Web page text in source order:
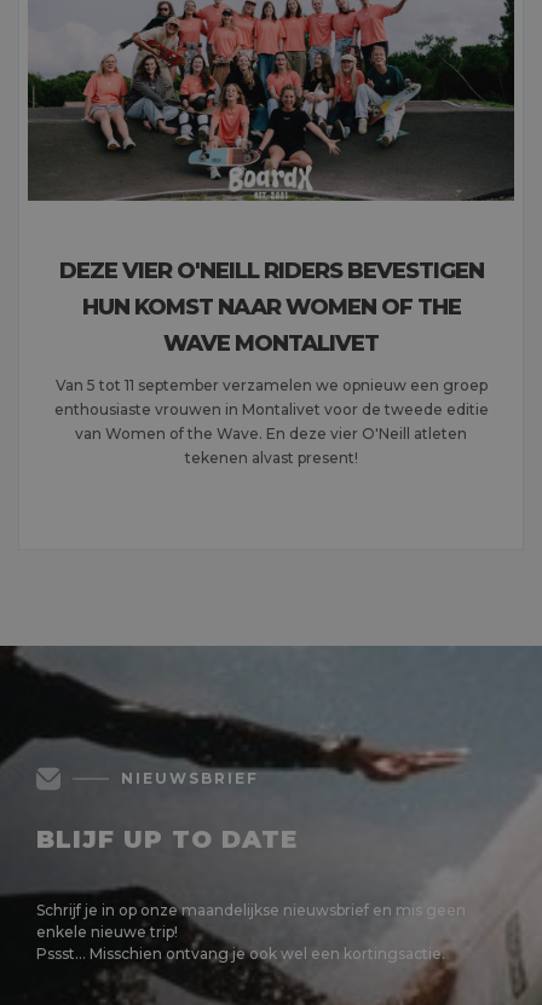
DEZE VIER O'NEILL RIDERS BEVESTIGEN
HUN KOMST NAAR WOMEN OF THE
WAVE MONTALIVET
Van 5 tot 11 september verzamelen we opnieuw een groep
enthousiaste vrouwen in Montalivet voor de tweede editie
van Women of the Wave. En deze vier O'Neill atleten
tekenen alvast present!
NIEUWSBRIEF
BLIJF UP TO DATE
Schrijf je in op onze maandelijkse nieuwsbrief en mis geen
enkele nieuwe trip!
Pssst... Misschien ontvang je ook wel een kortingsactie.